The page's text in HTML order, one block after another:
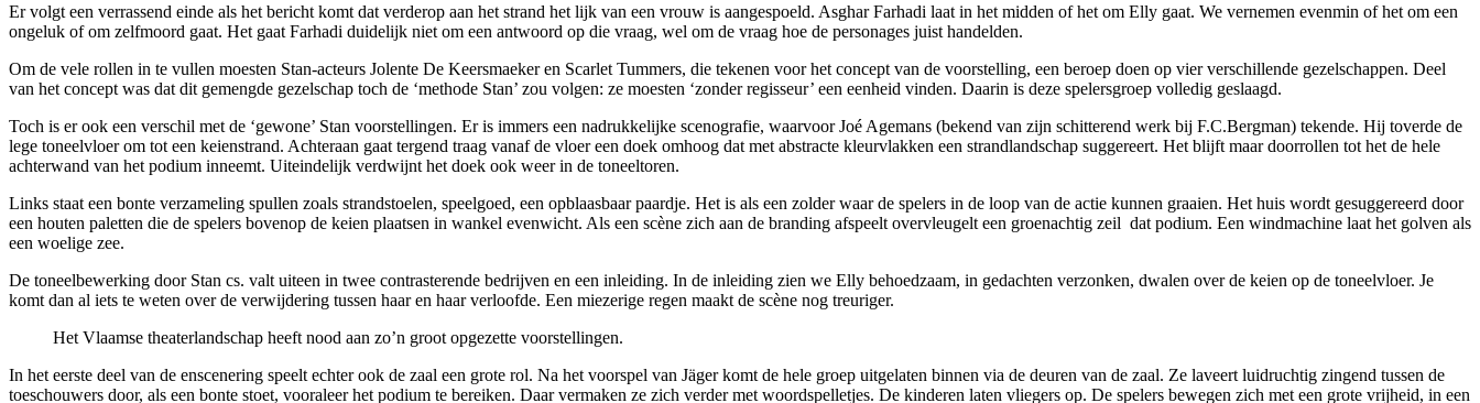
Er volgt een verrassend einde als het bericht komt dat verderop aan het strand het lijk van een vrouw is aangespoeld. Asghar Farhadi laat in het midden of het om Elly gaat. We vernemen evenmin of het om een
ongeluk of om zelfmoord gaat. Het gaat Farhadi duidelijk niet om een antwoord op die vraag, wel om de vraag hoe de personages juist handelden.
Om de vele rollen in te vullen moesten Stan-acteurs Jolente De Keersmaeker en Scarlet Tummers, die tekenen voor het concept van de voorstelling, een beroep doen op vier verschillende gezelschappen. Deel
van het concept was dat dit gemengde gezelschap toch de ‘methode Stan’ zou volgen: ze moesten ‘zonder regisseur’ een eenheid vinden. Daarin is deze spelersgroep volledig geslaagd.
Toch is er ook een verschil met de ‘gewone’ Stan voorstellingen. Er is immers een nadrukkelijke scenografie, waarvoor Joé Agemans (bekend van zijn schitterend werk bij F.C.Bergman) tekende. Hij toverde de
lege toneelvloer om tot een keienstrand. Achteraan gaat tergend traag vanaf de vloer een doek omhoog dat met abstracte kleurvlakken een strandlandschap suggereert. Het blijft maar doorrollen tot het de hele
achterwand van het podium inneemt. Uiteindelijk verdwijnt het doek ook weer in de toneeltoren.
Links staat een bonte verzameling spullen zoals strandstoelen, speelgoed, een opblaasbaar paardje. Het is als een zolder waar de spelers in de loop van de actie kunnen graaien. Het huis wordt gesuggereerd door
een houten paletten die de spelers bovenop de keien plaatsen in wankel evenwicht. Als een scène zich aan de branding afspeelt overvleugelt een groenachtig zeil dat podium. Een windmachine laat het golven als
een woelige zee.
De toneelbewerking door Stan cs. valt uiteen in twee contrasterende bedrijven en een inleiding. In de inleiding zien we Elly behoedzaam, in gedachten verzonken, dwalen over de keien op de toneelvloer. Je
komt dan al iets te weten over de verwijdering tussen haar en haar verloofde. Een miezerige regen maakt de scène nog treuriger.
Het Vlaamse theaterlandschap heeft nood aan zo’n groot opgezette voorstellingen.
In het eerste deel van de enscenering speelt echter ook de zaal een grote rol. Na het voorspel van Jäger komt de hele groep uitgelaten binnen via de deuren van de zaal. Ze laveert luidruchtig zingend tussen de
toeschouwers door, als een bonte stoet, vooraleer het podium te bereiken. Daar vermaken ze zich verder met woordspelletjes. De kinderen laten vliegers op. De spelers bewegen zich met een grote vrijheid, in een